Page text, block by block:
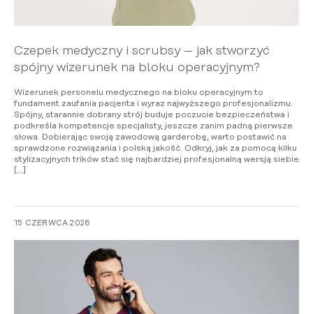
Czepek medyczny i scrubsy – jak stworzyć
spójny wizerunek na bloku operacyjnym?
Wizerunek personelu medycznego na bloku operacyjnym to
fundament zaufania pacjenta i wyraz najwyższego profesjonalizmu.
Spójny, starannie dobrany strój buduje poczucie bezpieczeństwa i
podkreśla kompetencje specjalisty, jeszcze zanim padną pierwsze
słowa. Dobierając swoją zawodową garderobę, warto postawić na
sprawdzone rozwiązania i polską jakość. Odkryj, jak za pomocą kilku
stylizacyjnych trików stać się najbardziej profesjonalną wersją siebie
[…]
15 CZERWCA 2026